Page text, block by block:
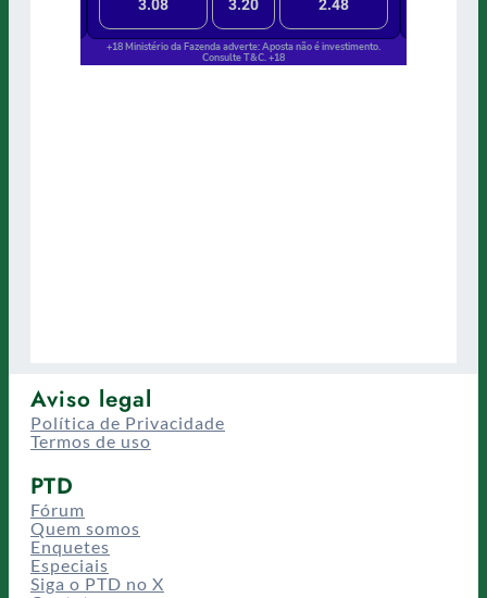
Aviso legal
Política de Privacidade
Termos de uso
PTD
Fórum
Quem somos
Enquetes
Especiais
Siga o PTD no X